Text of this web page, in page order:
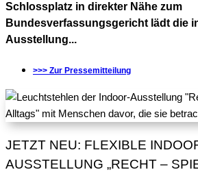
Schlossplatz in direkter Nähe zum
Bundesverfassungsgericht lädt die
Ausstellung...
>>> Zur Pressemitteilung
JETZT NEU: FLEXIBLE
AUSSTELLUNG „RECHT –